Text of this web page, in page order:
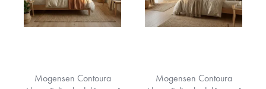
Mogensen Contoura
Mogensen Contoura